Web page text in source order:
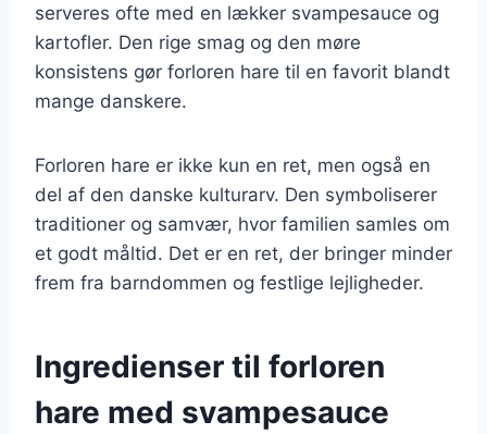
serveres ofte med en lækker svampesauce og
kartofler. Den rige smag og den møre
konsistens gør forloren hare til en favorit blandt
mange danskere.
Forloren hare er ikke kun en ret, men også en
del af den danske kulturarv. Den symboliserer
traditioner og samvær, hvor familien samles om
et godt måltid. Det er en ret, der bringer minder
frem fra barndommen og festlige lejligheder.
Ingredienser til forloren
hare med svampesauce